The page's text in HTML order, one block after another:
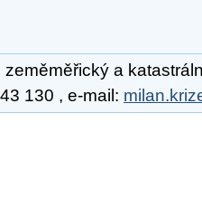
zeměměřický a
130 , e-mail: